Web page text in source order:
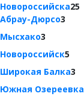
Новороссийска25
Абрау-Дюрсо3
Мысхако3
Новороссийск5
Широкая Балка3
Южная Озереевка